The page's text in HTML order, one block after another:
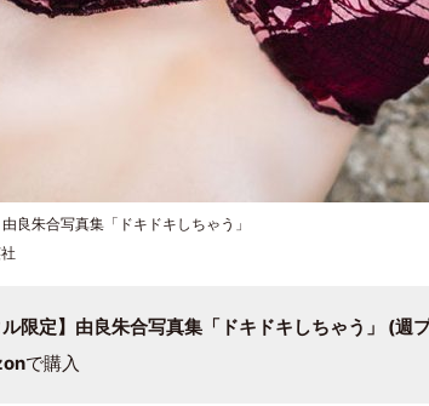
由良朱合写真集「ドキドキしちゃう」
ル限定】由良朱合写真集「ドキドキしちゃう」 (週
で購入